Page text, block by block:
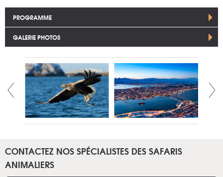
PROGRAMME
GALERIE PHOTOS
CONTACTEZ NOS SPÉCIALISTES DES SAFARIS
ANIMALIERS